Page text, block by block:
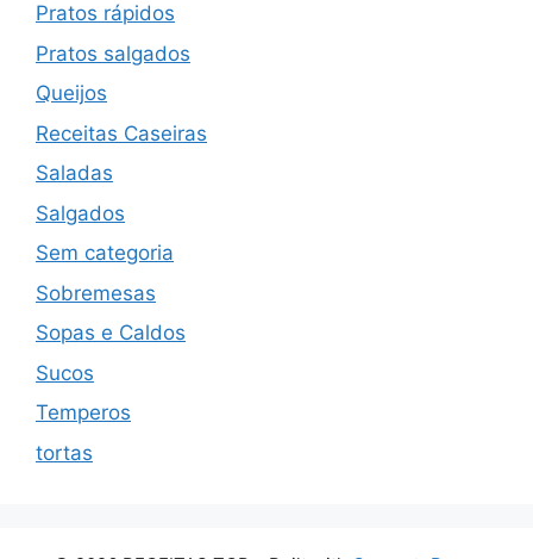
Pratos rápidos
Pratos salgados
Queijos
Receitas Caseiras
Saladas
Salgados
Sem categoria
Sobremesas
Sopas e Caldos
Sucos
Temperos
tortas